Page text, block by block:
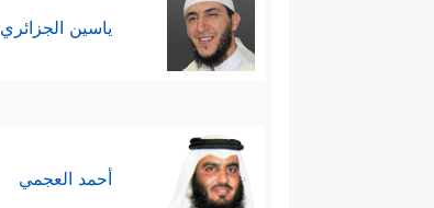
ياسين الجزائري
أحمد العجمي